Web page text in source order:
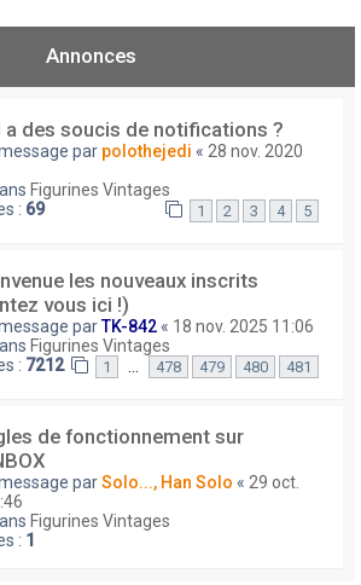
Annonces
a des soucis de notifications ?
par polothejedi « 28 nov. 2020
Figurines Vintages
: 69 1 2 3 4 5
les nouveaux inscrits
vous ici !)
parTK-842 « 18 nov. 2025 11:06
Figurines Vintages
: 7212 1 … 478 479 480 481
de fonctionnement sur
parSolo..., Han Solo « 29 oct.
Figurines Vintages
: 1